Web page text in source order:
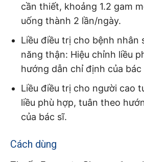
cần thiết, khoảng 1.2 gam
uống thành 2 lần/ngày.
Liều điều trị cho bệnh nhân
năng thận: Hiệu chỉnh liều
hướng dẫn chỉ định của bác
Liều điều trị cho người cao
liều phù hợp, tuân theo
của bác sĩ.
Cách dùng